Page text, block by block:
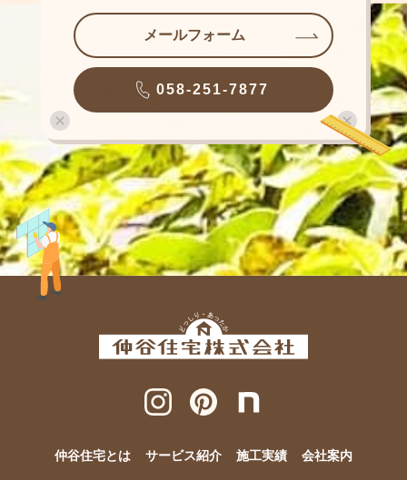
メールフォーム
058-251-7877
仲谷住宅とは サービス紹介 施工実績 会社案内